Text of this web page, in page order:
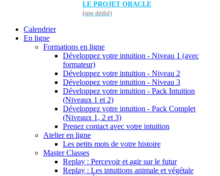
LE PROJET ORACLE
(site dédié)
Calendrier
En ligne
Formations en ligne
Développez votre intuition - Niveau 1 (avec
formateur)
Développez votre intuition - Niveau 2
Développez votre intuition - Niveau 3
Développez votre intuition - Pack Intuition
(Niveaux 1 et 2)
Développez votre intuition - Pack Complet
(Niveaux 1, 2 et 3)
Prenez contact avec votre intuition
Atelier en ligne
Les petits mots de votre histoire
Master Classes
Replay : Percevoir et agir sur le futur
Replay : Les intuitions animale et végétale